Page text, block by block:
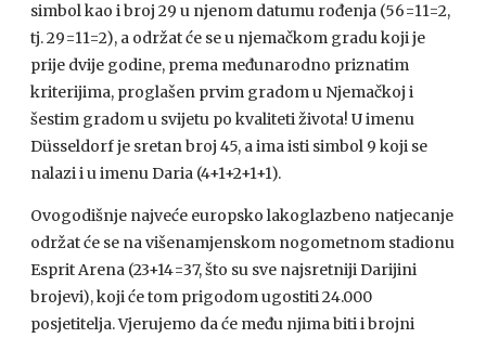
simbol kao i broj 29 u njenom datumu rođenja (56=11=2,
tj. 29=11=2), a održat će se u njemačkom gradu koji je
prije dvije godine, prema međunarodno priznatim
kriterijima, proglašen prvim gradom u Njemačkoj i
šestim gradom u svijetu po kvaliteti života! U imenu
Düsseldorf je sretan broj 45, a ima isti simbol 9 koji se
nalazi i u imenu Daria (4+1+2+1+1).
Ovogodišnje najveće europsko lakoglazbeno natjecanje
održat će se na višenamjenskom nogometnom stadionu
Esprit Arena (23+14=37, što su sve najsretniji Darijini
brojevi), koji će tom prigodom ugostiti 24.000
posjetitelja. Vjerujemo da će među njima biti i brojni